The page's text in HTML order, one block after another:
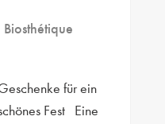
für ein
Fest Eine